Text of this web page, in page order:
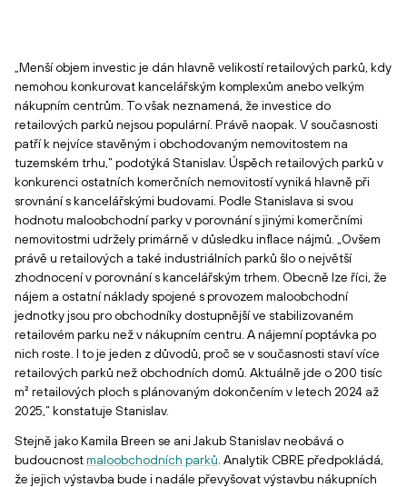
„Menší objem investic je dán hlavně velikostí retailových parků, kdy
nemohou konkurovat kancelářským komplexům anebo velkým
nákupním centrům. To však neznamená, že investice do
retailových parků nejsou populární. Právě naopak. V současnosti
patří k nejvíce stavěným i obchodovaným nemovitostem na
tuzemském trhu,“ podotýká Stanislav. Úspěch retailových parků v
konkurenci ostatních komerčních nemovitostí vyniká hlavně při
srovnání s kancelářskými budovami. Podle Stanislava si svou
hodnotu maloobchodní parky v porovnání s jinými komerčními
nemovitostmi udržely primárně v důsledku inflace nájmů. „Ovšem
právě u retailových a také industriálních parků šlo o největší
zhodnocení v porovnání s kancelářským trhem. Obecně lze říci, že
nájem a ostatní náklady spojené s provozem maloobchodní
jednotky jsou pro obchodníky dostupnější ve stabilizovaném
retailovém parku než v nákupním centru. A nájemní poptávka po
nich roste. I to je jeden z důvodů, proč se v současnosti staví více
retailových parků než obchodních domů. Aktuálně jde o 200 tisíc
m² retailových ploch s plánovaným dokončením v letech 2024 až
2025,“ konstatuje Stanislav.
Stejně jako Kamila Breen se ani Jakub Stanislav neobává o
budoucnostmaloobchodních parků . Analytik CBRE předpokládá,
že jejich výstavba bude i nadále převyšovat výstavbu nákupních